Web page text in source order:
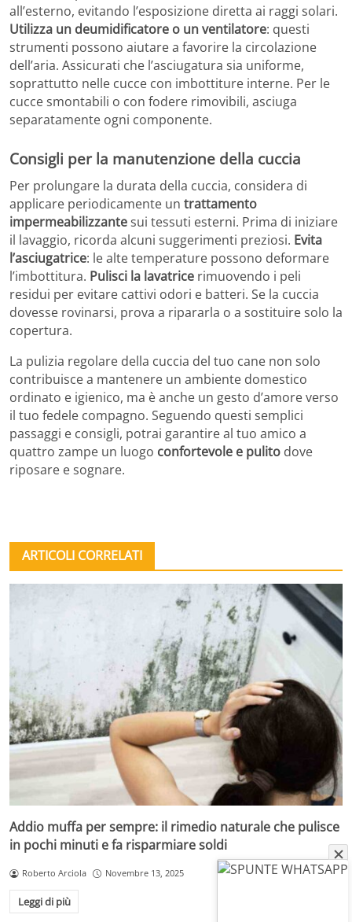
all’esterno, evitando l’esposizione diretta ai raggi solari.
Utilizza un deumidificatore o un ventilatore: questi
strumenti possono aiutare a favorire la circolazione
dell’aria. Assicurati che l’asciugatura sia uniforme,
soprattutto nelle cucce con imbottiture interne. Per le
cucce smontabili o con fodere rimovibili, asciuga
separatamente ogni componente.
Consigli per la manutenzione della cuccia
Per prolungare la durata della cuccia, considera di
applicare periodicamente un trattamento
impermeabilizzantesui tessuti esterni. Prima di iniziare
il lavaggio, ricorda alcuni suggerimenti preziosi. Evita
l’asciugatrice: le alte temperature possono deformare
l’imbottitura. Pulisci la lavatrice rimuovendo i peli
residui per evitare cattivi odori e batteri. Se la cuccia
dovesse rovinarsi, prova a ripararla o a sostituire solo la
copertura.
La pulizia regolare della cuccia del tuo cane non solo
contribuisce a mantenere un ambiente domestico
ordinato e igienico, ma è anche un gesto d’amore verso
il tuo fedele compagno. Seguendo questi semplici
passaggi e consigli, potrai garantire al tuo amico a
quattro zampe un luogo confortevole e pulito dove
riposare e sognare.
ARTICOLI CORRELATI
Addio muffa per sempre: il rimedio naturale che pulisce
in pochi minuti e fa risparmiare soldi
Roberto Arciola Novembre 13, 2025
Leggi di più